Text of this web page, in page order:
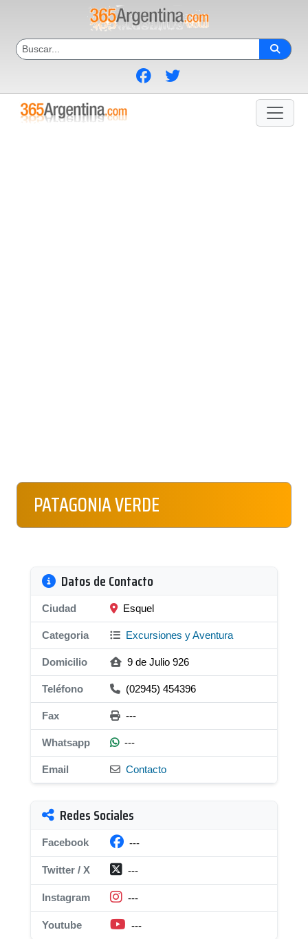
PATAGONIA VERDE
Datos de Contacto
Ciudad Esquel
Categoria Excursiones y Aventura
Domicilio 9 de Julio 926
Teléfono (02945) 454396
Fax ---
Whatsapp ---
Email Contacto
Redes Sociales
Facebook ---
Twitter / X ---
Instagram ---
Youtube ---